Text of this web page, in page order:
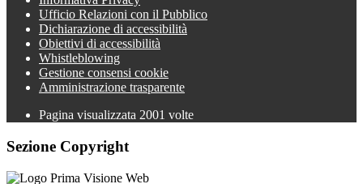
Ufficio Relazioni con il Pubblico
Dichiarazione di accessibilità
Obiettivi di accessibilità
Whistleblowing
Gestione consensi cookie
Amministrazione trasparente
Pagina visualizzata 2001 volte
Sezione Copyright